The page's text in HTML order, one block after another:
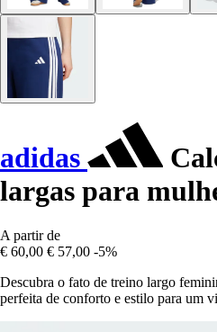
adidas
largas para
A partir de
€ 60,00 € 57,00 -5%
Descubra o fato de treino largo
perfeita de conforto e estilo para um